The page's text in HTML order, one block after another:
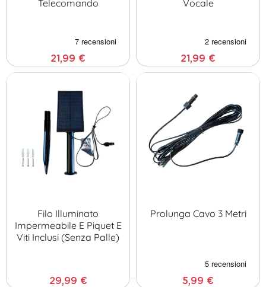
Telecomando
21,99 €
Vocale
21,99 €
Filo Illuminato
Impermeabile E Piquet E
Viti Inclusi (senza Palle)
29,99 €
Prolunga Cavo 3 Metri
5,99 €